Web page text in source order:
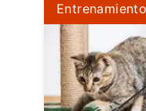
Entrenamiento